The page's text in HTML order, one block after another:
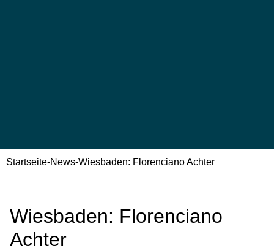
Startseite-News-Wiesbaden: Florenciano Achter
Wiesbaden: Florenciano
Achter